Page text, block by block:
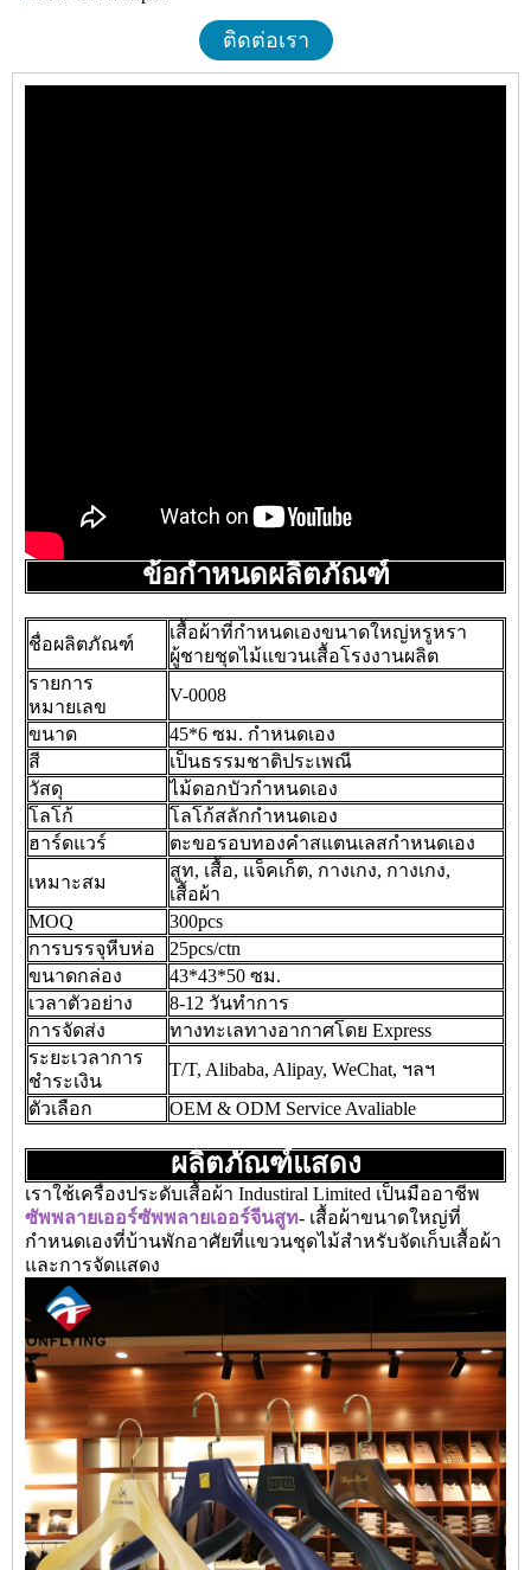
ติดต่อเรา
ข้อกำหนดผลิตภัณฑ์
ชื่อผลิตภัณฑ์
เสื้อผ้าที่กำหนดเองขนาดใหญ่หรูหรา
ผู้ชายชุดไม้แขวนเสื้อโรงงานผลิต
รายการ
หมายเลข
V-0008
ขนาด
45*6 ซม. กำหนดเอง
สี
เป็นธรรมชาติประเพณี
วัสดุ
ไม้ดอกบัวกำหนดเอง
โลโก้
โลโก้สลักกำหนดเอง
ฮาร์ดแวร์
ตะขอรอบทองคำสแตนเลสกำหนดเอง
เหมาะสม
สูท, เสื้อ, แจ็คเก็ต, กางเกง, กางเกง,
เสื้อผ้า
MOQ
300pcs
การบรรจุหีบห่อ
25pcs/ctn
ขนาดกล่อง
43*43*50 ซม.
เวลาตัวอย่าง
8-12 วันทำการ
การจัดส่ง
ทางทะเลทางอากาศโดย Express
ระยะเวลาการ
ชำระเงิน
T/T, Alibaba, Alipay, WeChat, ฯลฯ
ตัวเลือก
OEM & ODM Service Avaliable
ผลิตภัณฑ์แสดง
เราใช้เครื่องประดับเสื้อผ้า Industiral Limited เป็นมืออาชีพ
ซัพพลายเออร์ซัพพลายเออร์จีนสูท- เสื้อผ้าขนาดใหญ่ที่
กำหนดเองที่บ้านพักอาศัยที่แขวนชุดไม้สำหรับจัดเก็บเสื้อผ้า
และการจัดแสดง